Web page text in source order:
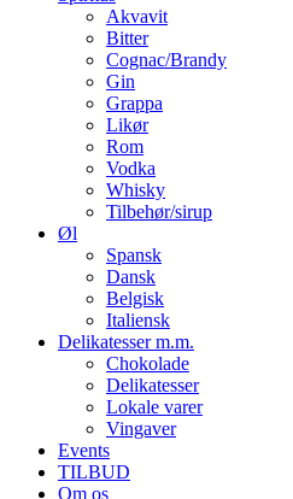
Akvavit
Bitter
Cognac/Brandy
Gin
Grappa
Likør
Rom
Vodka
Whisky
Tilbehør/sirup
Øl
Spansk
Dansk
Belgisk
Italiensk
Delikatesser m.m.
Chokolade
Delikatesser
Lokale varer
Vingaver
Events
TILBUD
Om os